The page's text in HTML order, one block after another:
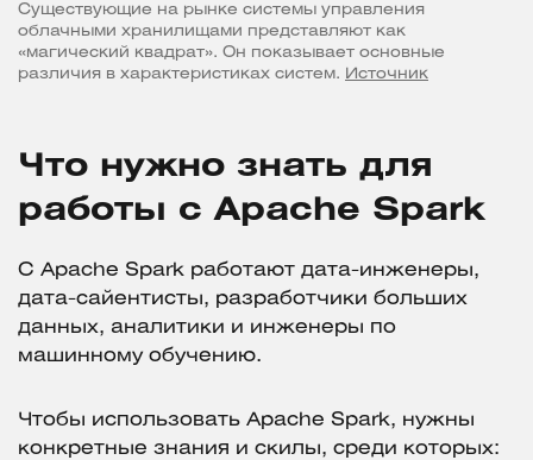
Существующие на рынке системы управления
облачными хранилищами представляют как
«магический квадрат». Он показывает основные
различия в характеристиках систем.
Источник
Что нужно знать для
работы с Apache Spark
С Apache Spark работают дата-инженеры,
дата-сайентисты, разработчики больших
данных, аналитики и инженеры по
машинному обучению.
Чтобы использовать Apache Spark, нужны
конкретные знания и скилы, среди которых: